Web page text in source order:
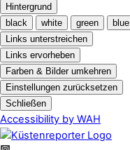
Hintergrund
black
white green blue
Links unterstreichen
Links ervorheben
Farben & Bilder umkehren
Einstellungen zurücksetzen
Schließen
Accessibility by WAH